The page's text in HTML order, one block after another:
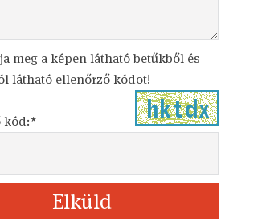
meg a képen látható betűkből és
látható ellenőrző kódot!
kód:*